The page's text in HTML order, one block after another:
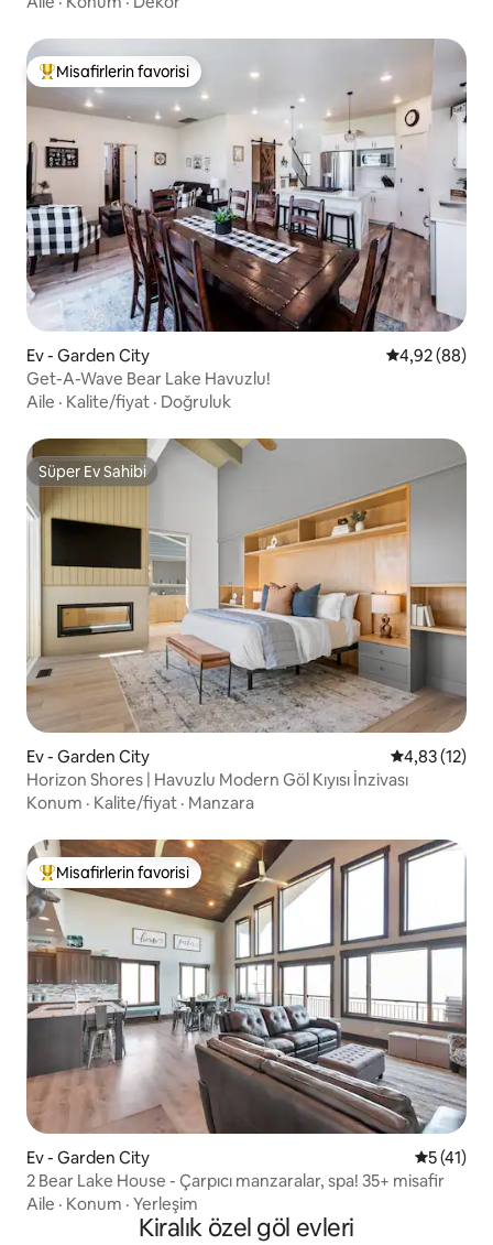
Misafirlerin favorilerinden en beğenilenler arasında
Misafirlerin favorisi
Ev - Garden City 5 üzerinden
4,92 (88)
Get-A-Wave Bear Lake Havuzlu!
Aile · Kalite/fiyat · Doğruluk
Süper Ev Sahibi
Süper Ev Sahibi
Ev - Garden City 5 üzerinden
4,83 (12)
Horizon Shores | Havuzlu Modern Göl Kıyısı İnzivası
Konum · Kalite/fiyat · Manzara
Misafirlerin favorilerinden en beğenilenler arasında
Misafirlerin favorisi
Ev - Garden City 55 (41)
2 Bear Lake House - Çarpıcı manzaralar, spa! 35+ misafir
Aile · Konum · Yerleşim
Kiralık özel göl evleri